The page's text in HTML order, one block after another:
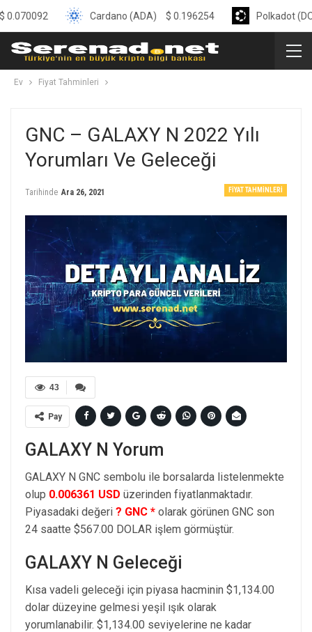
Ev Fiyat Tahminleri
GNC – GALAXY N 2022 Yılı
Yorumları Ve Geleceği
FIYAT TAHMINLERI
Tarihinde Ara 26, 2021
43
Pay
GALAXY N Yorum
GALAXY N GNC sembolu ile borsalarda listelenmekte
olup 0.006361 USD üzerinden fiyatlanmaktadır.
Piyasadaki değeri ? GNC * olarak görünen GNC son
24 saatte $567.00 DOLAR işlem görmüştür.
GALAXY N Geleceği
Kısa vadeli geleceği için piyasa hacminin $1,134.00
dolar düzeyine gelmesi yeşil ışık olarak
yorumlanabilir. $1,134.00 seviyelerine ne kadar
Cardano (ADA) $0.196254 Polkadot (DOT) $